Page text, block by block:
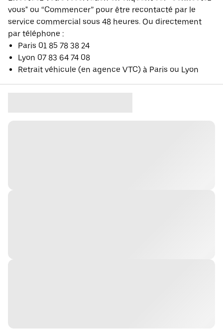
vous" ou “Commencer” pour être recontacté par le
service commercial sous 48 heures. Ou directement
par téléphone :
Paris 01 85 78 38 24
Lyon 07 83 64 74 08
Retrait véhicule (en agence VTC) à Paris ou Lyon